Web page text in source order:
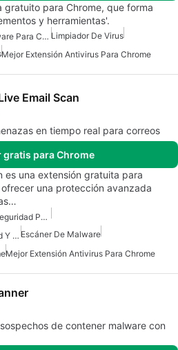
gratuito para Chrome, que forma
y herramientas'.
Mejor Extensión Anti Malware Para Chrome Limpiador De Virus
Mejor Extensión Antivirus Para Chrome
Email Scan
en tiempo real para correos
gratis para Chrome
es una extensión gratuita para
una protección avanzada
Mejores Extensiones De Seguridad Para Chrome
Mejores Extensiones De Seguridad Y Privacidad Para Chrome Escáner De Malware
Mejor Extensión Antivirus Para Chrome
de contener malware con